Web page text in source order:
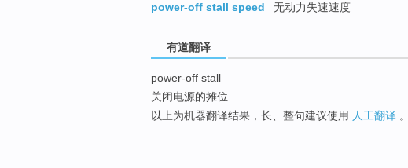
power-off stall speed
无动力失速速度
有道翻译
power-off stall
关闭电源的摊位
以上为机器翻译结果，长、整句建议使用 人工翻译 。